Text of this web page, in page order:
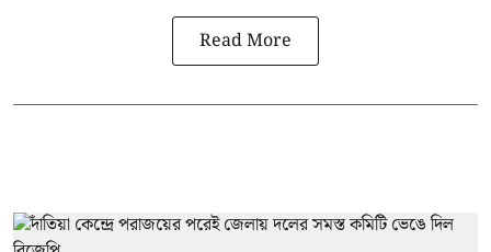
Read More